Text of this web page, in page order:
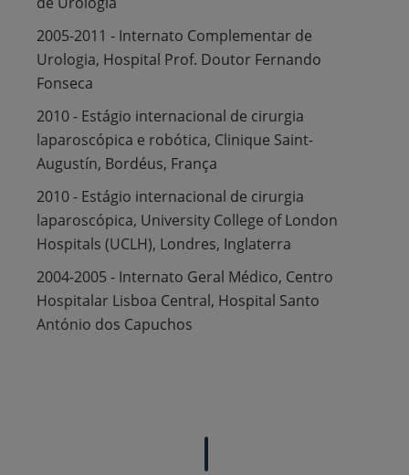
2005-2011 - Internato Complementar de
Urologia, Hospital Prof. Doutor Fernando
Fonseca
2010 - Estágio internacional de cirurgia
laparoscópica e robótica, Clinique Saint-
Augustín, Bordéus, França
2010 - Estágio internacional de cirurgia
laparoscópica, University College of London
Hospitals (UCLH), Londres, Inglaterra
2004-2005 - Internato Geral Médico, Centro
Hospitalar Lisboa Central, Hospital Santo
António dos Capuchos